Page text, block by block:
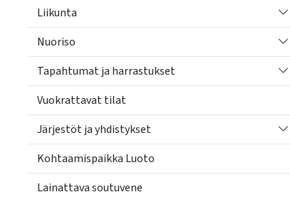
Liikunta
Nuoriso
Tapahtumat ja harrastukset
Vuokrattavat tilat
Järjestöt ja yhdistykset
Kohtaamispaikka Luoto
Lainattava soutuvene